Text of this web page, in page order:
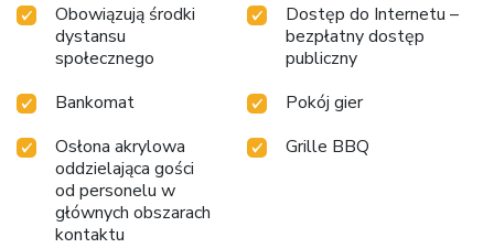
Obowiązują środki
dystansu
społecznego
Dostęp do Internetu –
bezpłatny dostęp
publiczny
Bankomat
Pokój gier
Osłona akrylowa
oddzielająca gości
od personelu w
głównych obszarach
kontaktu
Grille BBQ